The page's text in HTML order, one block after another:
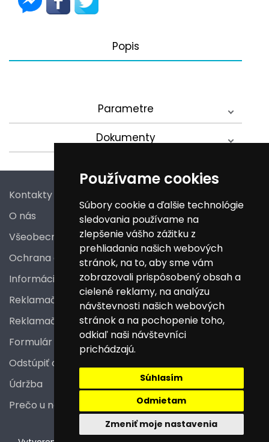
Používame cookies
Súbory cookie a ďalšie technológie
sledovania používame na
zlepšenie vášho zážitku z
prehliadania našich webových
stránok, na to, aby sme vám
zobrazovali prispôsobený obsah a
cielené reklamy, na analýzu
návštevnosti našich webových
stránok a na pochopenie toho,
odkiaľ naši návštevníci
prichádzajú.
Súhlasím
Odmietam
Zmeniť moje nastavenia
Popis
Parametre
Dokumenty
Kontakty
O nás
Všeobecné obchodné podmienky
Ochrana osobných údajov
Informácie a poučenia pre spotrebiteľa
Reklamačný poriadok
Reklamačný protokol
Formulár na odstúpenie od zmluvy
Odstúpiť od zmluvy tu
Údržba
Prečo u nás nakupovať